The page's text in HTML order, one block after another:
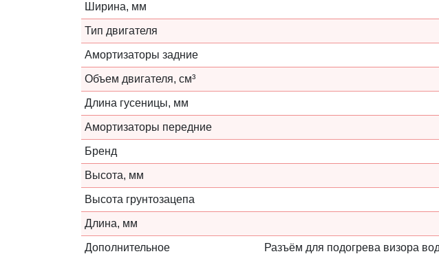
Ширина, мм
Тип двигателя
Амортизаторы задние
Объем двигателя, см³
Длина гусеницы, мм
Амортизаторы передние
Бренд
Высота, мм
Высота грунтозацепа
Длина, мм
Дополнительное
Разъём для подогрева визора